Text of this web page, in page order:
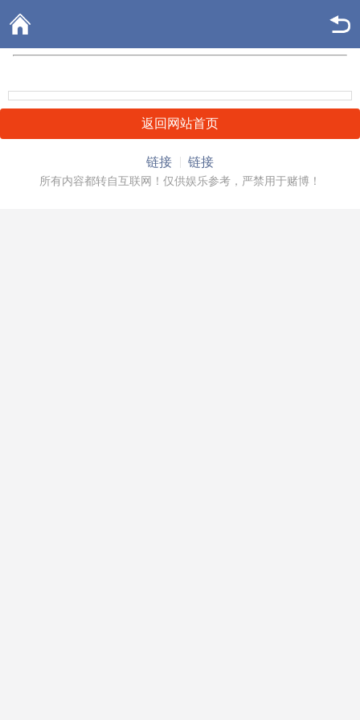
返回网站首页
链接 链接
所有内容都转自互联网！仅供娱乐参考，严禁用于赌博！